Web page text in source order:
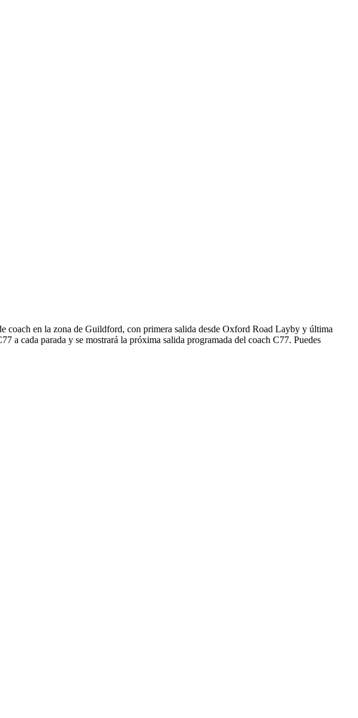
en la zona de Guildford, con primera salida desde Oxford Road Layby y última
a cada parada y se mostrará la próxima salida programada del coach C77. Puedes